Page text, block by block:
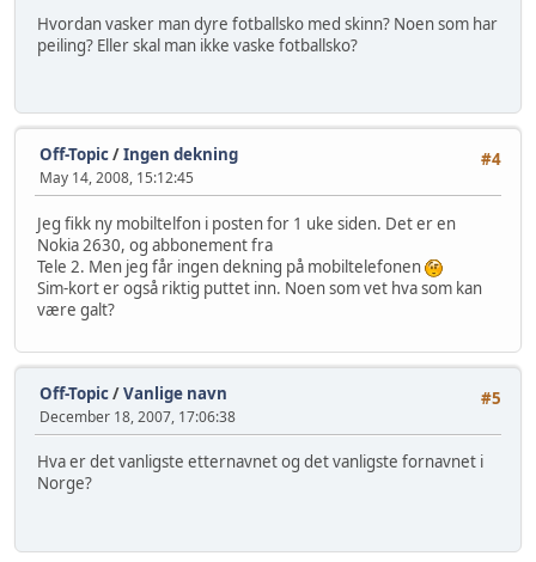
Hvordan vasker man dyre fotballsko med skinn? Noen som har
peiling? Eller skal man ikke vaske fotballsko?
#4
Off-Topic/Ingen dekning
May 14, 2008, 15:12:45
Jeg fikk ny mobiltelfon i posten for 1 uke siden. Det er en
Nokia 2630, og abbonement fra
Tele 2. Men jeg får ingen dekning på mobiltelefonen
Sim-kort er også riktig puttet inn. Noen som vet hva som kan
være galt?
#5
Off-Topic/Vanlige navn
December 18, 2007, 17:06:38
Hva er det vanligste etternavnet og det vanligste fornavnet i
Norge?